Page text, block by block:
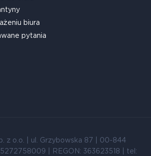
biura
pytania
z o.o. | ul. Grzybowska 87 | 00-844
| REGON: 363623518 | tel: